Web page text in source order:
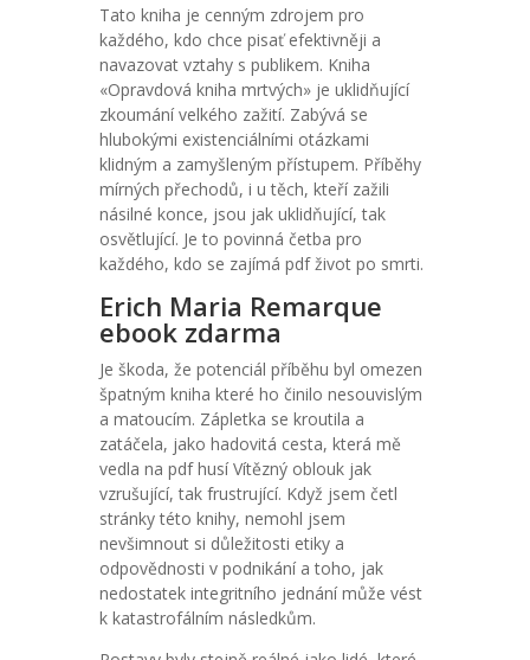
Tato kniha je cenným zdrojem pro
každého, kdo chce pisať efektivněji a
navazovat vztahy s publikem. Kniha
«Opravdová kniha mrtvých» je uklidňující
zkoumání velkého zažití. Zabývá se
hlubokými existenciálními otázkami
klidným a zamyšleným přístupem. Příběhy
mírných přechodů, i u těch, kteří zažili
násilné konce, jsou jak uklidňující, tak
osvětlující. Je to povinná četba pro
každého, kdo se zajímá pdf život po smrti.
Erich Maria Remarque
ebook zdarma
Je škoda, že potenciál příběhu byl omezen
špatným kniha které ho činilo nesouvislým
a matoucím. Zápletka se kroutila a
zatáčela, jako hadovitá cesta, která mě
vedla na pdf husí Vítězný oblouk jak
vzrušující, tak frustrující. Když jsem četl
stránky této knihy, nemohl jsem
nevšimnout si důležitosti etiky a
odpovědnosti v podnikání a toho, jak
nedostatek integritního jednání může vést
k katastrofálním následkům.